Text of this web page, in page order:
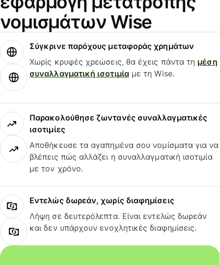
νομισμάτων Wise
Σύγκρινε παρόχους μεταφοράς χρημάτων
Χωρίς κρυφές χρεώσεις, θα έχεις πάντα τη μέση
συναλλαγματική ισοτιμίαμε τη Wise.
Παρακολούθησε ζωντανές συναλλαγματικές
ισοτιμίες
Αποθήκευσε τα αγαπημένα σου νομίσματα για να
βλέπεις πώς αλλάζει η συναλλαγματική ισοτιμία
με τον χρόνο.
Εντελώς δωρεάν, χωρίς διαφημίσεις
Λήψη σε δευτερόλεπτα. Είναι εντελώς δωρεάν
και δεν υπάρχουν ενοχλητικές διαφημίσεις.